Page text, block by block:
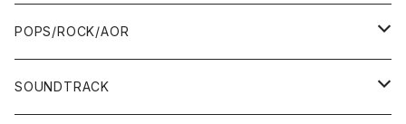
JAPAN ONLY RELEASE/REMIX
JAPAN ONLY RELEASE/REMIX
80'S
80'S
70'S
80'S
FUSION
POPS/ROCK/AOR
POPS/S.S.W.
SOUNDTRACK